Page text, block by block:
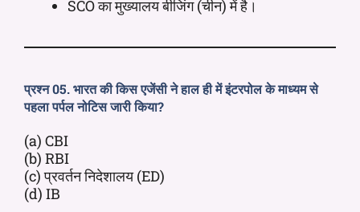
SCO का मुख्यालय बीजिंग (चीन) में है।
प्रश्न 05. भारत की किस एजेंसी ने हाल ही में इंटरपोल के माध्यम से
पहला पर्पल नोटिस जारी किया?
(a) CBI
(b) RBI
(c) प्रवर्तन निदेशालय (ED)
(d) IB